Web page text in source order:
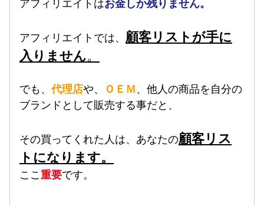
アフィリエイトはお金しか残りません。
アフィリエイトでは、 顧客リストが手に
入りません。
でも、代理店や、 ＯＥＭ 、他人の商品を自分の
ブランドとして販売する事だと、
その買ってくれた人は、あなたの顧客リス
トになります。
ここ重要です。